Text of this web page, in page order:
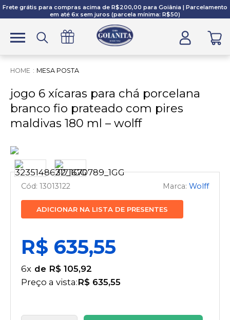
Frete grátis para compras acima de R$200,00 para Goiânia | Parcelamento
em até 6x sem juros (parcela mínima: R$50)
MESA POSTA
jogo 6 xícaras para chá porcelana
branco fio prateado com pires
maldivas 180 ml – wolff
13013122 Wolff
ADICIONAR NA LISTA DE PRESENTES
R$ 635,55
6x
R$ 105,92
Preço a vista:R$ 635,55